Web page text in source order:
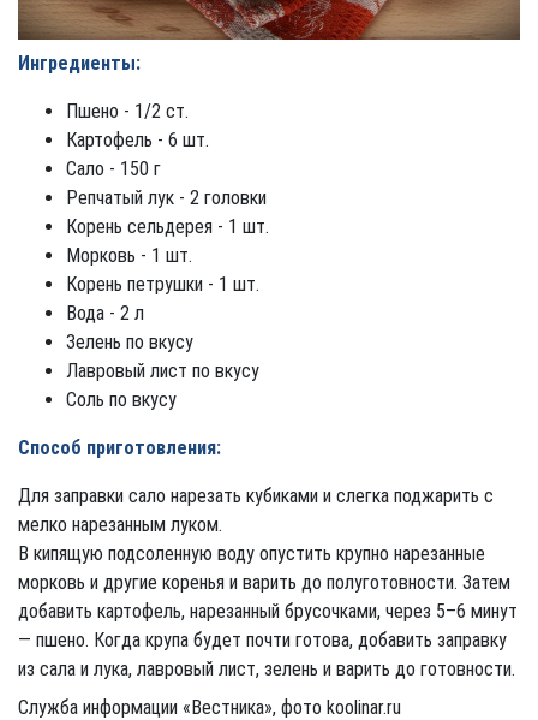
Ингредиенты:
Пшено - 1/2 ст.
Картофель - 6 шт.
Сало - 150 г
Репчатый лук - 2 головки
Корень сельдерея - 1 шт.
Морковь - 1 шт.
Корень петрушки - 1 шт.
Вода - 2 л
Зелень по вкусу
Лавровый лист по вкусу
Соль по вкусу
Способ приготовления:
Для заправки сало нарезать кубиками и слегка поджарить с
мелко нарезанным луком.
В кипящую подсоленную воду опустить крупно нарезанные
морковь и другие коренья и варить до полуготовности. Затем
добавить картофель, нарезанный брусочками, через 5–6 минут
— пшено. Когда крупа будет почти готова, добавить заправку
из сала и лука, лавровый лист, зелень и варить до готовности.
Служба информации «Вестника», фото koolinar.ru